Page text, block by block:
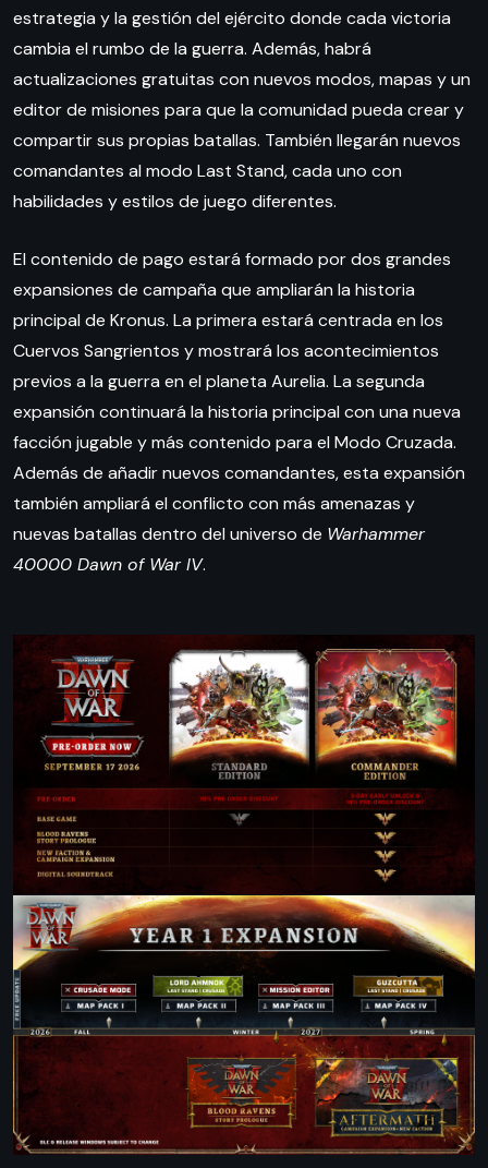
estrategia y la gestión del ejército donde cada victoria
cambia el rumbo de la guerra. Además, habrá
actualizaciones gratuitas con nuevos modos, mapas y un
editor de misiones para que la comunidad pueda crear y
compartir sus propias batallas. También llegarán nuevos
comandantes al modo Last Stand, cada uno con
habilidades y estilos de juego diferentes.
El contenido de pago estará formado por dos grandes
expansiones de campaña que ampliarán la historia
principal de Kronus. La primera estará centrada en los
Cuervos Sangrientos y mostrará los acontecimientos
previos a la guerra en el planeta Aurelia. La segunda
expansión continuará la historia principal con una nueva
facción jugable y más contenido para el Modo Cruzada.
Además de añadir nuevos comandantes, esta expansión
también ampliará el conflicto con más amenazas y
nuevas batallas dentro del universo de Warhammer
40000 Dawn of War IV.